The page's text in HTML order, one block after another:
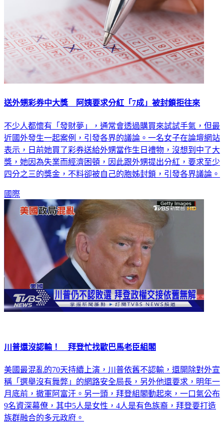
送外甥彩券中大獎 阿姨要求分紅「7成」被封鎖拒往來
不少人都懷有「發財夢」，通常會透過購買來試試手氣，但最
近國外發生一起案例，引發各界的議論。一名女子在論壇網站
表示，日前她買了彩券送給外甥當作生日禮物，沒想到中了大
獎，她因為失業而經濟困頓，因此跟外甥提出分紅，要求至少
四分之三的獎金，不料卻被自己的胞姊封鎖，引發各界議論。
國際
川普還沒認輸！ 拜登忙找歐巴馬老臣組閣
美國最混亂的70天持續上演，川普依舊不認輸，還開除對外宣
稱「選舉沒有舞弊」的網路安全局長，另外他還要求，明年一
月底前，撤軍阿富汗。另一頭，拜登組閣動起來，一口氣公布
9名資深幕僚，其中5人是女性，4人是有色族裔，拜登要打造
族群融合的多元政府。